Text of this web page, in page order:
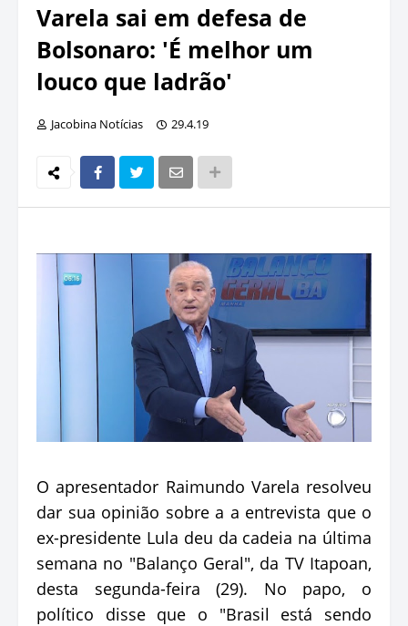
Varela sai em defesa de
Bolsonaro: 'É melhor um
louco que ladrão'
Jacobina Notícias 29.4.19
O apresentador Raimundo Varela resolveu
dar sua opinião sobre a a entrevista que o
ex-presidente Lula deu da cadeia na última
semana no "Balanço Geral", da TV Itapoan,
desta segunda-feira (29). No papo, o
político disse que o "Brasil está sendo